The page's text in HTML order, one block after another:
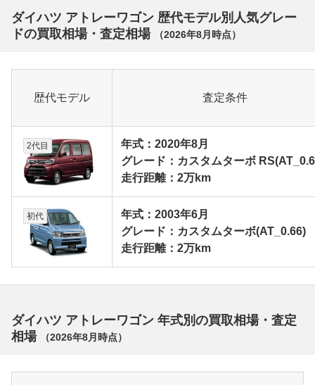
ダイハツ アトレーワゴン 歴代モデル別人気グレー
ドの買取相場・査定相場
（2026年8月 時点）
歴代モデル 査定条件
2代目
年式：2020年8月
グレード：カスタムターボ
走行距離：2万km
初代
年式：2003年6月
グレード：カスタムターボ(AT_0.66)
走行距離：2万km
ダイハツ アトレーワゴン 年式別の買取相場・査定
相場
（2026年8月 時点）